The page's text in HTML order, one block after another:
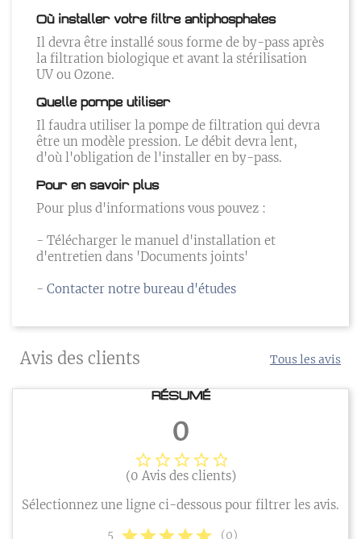
Où installer votre filtre antiphosphates
Il devra être installé sous forme de by-pass après
la filtration biologique et avant la stérilisation
UV ou Ozone.
Quelle pompe utiliser
Il faudra utiliser la pompe de filtration qui devra
être un modèle pression. Le débit devra lent,
d'où l'obligation de l'installer en by-pass.
Pour en savoir plus
Pour plus d'informations vous pouvez :
- Télécharger le manuel d'installation et
d'entretien dans 'Documents joints'
- Contacter notre bureau d'études
Avis des clients Tous les avis
RÉSUMÉ
0
star_borderstar_borderstar_borderstar_borderstar_border
(0 Avis des clients)
Sélectionnez une ligne ci-dessous pour filtrer les avis.
5
(0)